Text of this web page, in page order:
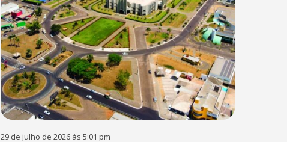
29 de julho de 2026 às 5:01 pm